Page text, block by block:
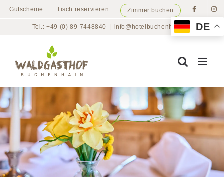
ZumGutscheine Tisch reservieren Zimmer buchen
Tel.: +49 (0) 89-7448840 info@hotelbuchenhain.de DE